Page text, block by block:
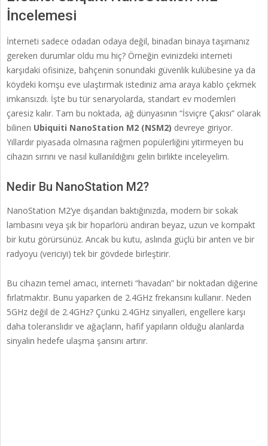
İncelemesi
İnterneti sadece odadan odaya değil, binadan binaya taşımanız
gereken durumlar oldu mu hiç? Örneğin evinizdeki interneti
karşıdaki ofisinize, bahçenin sonundaki güvenlik kulübesine ya da
köydeki komşu eve ulaştırmak istediniz ama araya kablo çekmek
imkansızdı. İşte bu tür senaryolarda, standart ev modemleri
çaresiz kalır. Tam bu noktada, ağ dünyasının “İsviçre Çakısı” olarak
bilinen Ubiquiti NanoStation M2 (NSM2) devreye giriyor.
Yıllardır piyasada olmasına rağmen popülerliğini yitirmeyen bu
cihazın sırrını ve nasıl kullanıldığını gelin birlikte inceleyelim.
Nedir Bu NanoStation M2?
NanoStation M2’ye dışarıdan baktığınızda, modern bir sokak
lambasını veya şık bir hoparlörü andıran beyaz, uzun ve kompakt
bir kutu görürsünüz. Ancak bu kutu, aslında güçlü bir anten ve bir
radyoyu (vericiyi) tek bir gövdede birleştirir.
Bu cihazın temel amacı, interneti “havadan” bir noktadan diğerine
fırlatmaktır. Bunu yaparken de 2.4GHz frekansını kullanır. Neden
5GHz değil de 2.4GHz? Çünkü 2.4GHz sinyalleri, engellere karşı
daha toleranslıdır ve ağaçların, hafif yapıların olduğu alanlarda
sinyalin hedefe ulaşma şansını artırır.